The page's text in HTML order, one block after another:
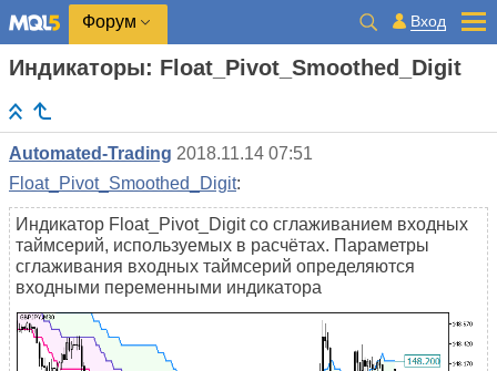
Форум Вход
Индикаторы: Float_Pivot_Smoothed_Digit
Automated-Trading 2018.11.14 07:51
Float_Pivot_Smoothed_Digit:
Индикатор Float_Pivot_Digit со сглаживанием входных
таймсерий, используемых в расчётах. Параметры
сглаживания входных таймсерий определяются
входными переменными индикатора